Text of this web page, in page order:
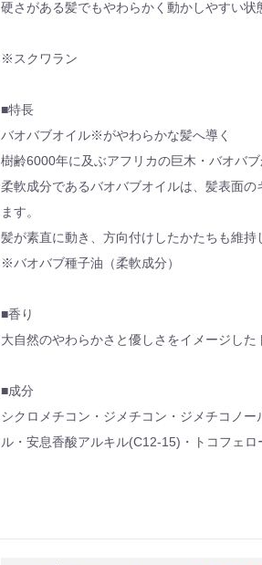
硬さがある髪でもやわらかく動かしやすい状
※スクワラン
■特長
バオバブオイル※がやわらかな髪へ導く
樹齢6000年に及ぶアフリカの巨木・バオバ
柔軟成分であるバオバブオイルは、髪表面
ます。
髪が素直に動き、方向付けしたかたちも維持
※バオバブ種子油（柔軟成分）
■香り
大自然のやわらかさと優しさをイメージした
■成分
シクロメチコン・ジメチコン・ジメチコノ
ル・安息香酸アルキル(C12-15)・トコフェ